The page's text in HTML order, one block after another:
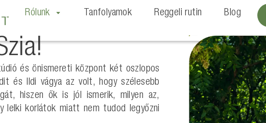
Rólunk Tanfolyamok Reggeli rutin Blog
és önismereti központ két oszlopos
és Ildi vágya az volt, hogy szélesebb
hiszen ők is jól ismerik, milyen az,
lelki korlátok miatt nem tudod legyőzni